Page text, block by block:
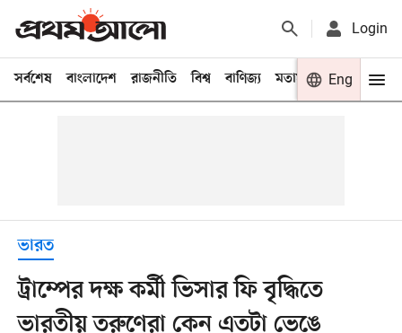
Login
সর্বশেষ বাংলাদেশ রাজনীতি বিশ্ব বাণিজ্য মতামত খেলা
Eng
ভারত
ট্রাম্পের দক্ষ কর্মী ভিসার ফি বৃদ্ধিতে
ভারতীয় তরুণেরা কেন এতটা ভেঙে